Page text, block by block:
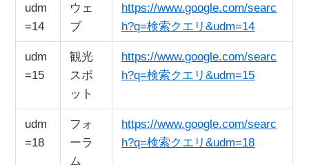
udm
=14
ウェ
ブ
https://www.google.com/searc
h?q=検索クエリ&udm=14
udm
=15
観光
スポ
ット
https://www.google.com/searc
h?q=検索クエリ&udm=15
udm
=18
フォ
ーラ
ム
https://www.google.com/searc
h?q=検索クエリ&udm=18